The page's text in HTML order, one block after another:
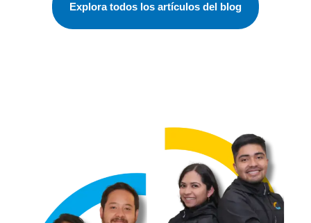
este blog, encontrarás
Explora todos los artículos del blog